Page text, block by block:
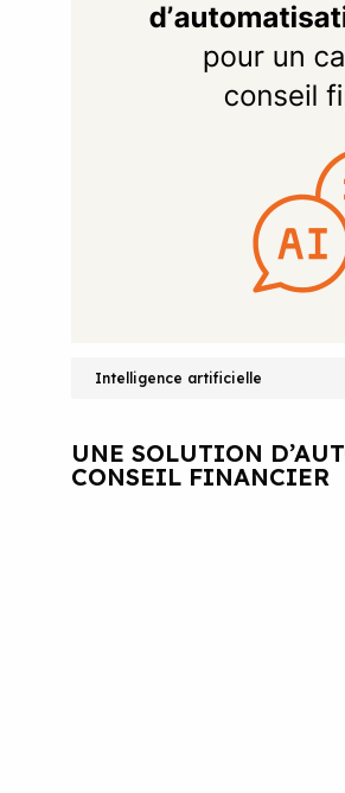
Intelligence artificielle
UNE SOLUTION
CONSEIL FINANCIER